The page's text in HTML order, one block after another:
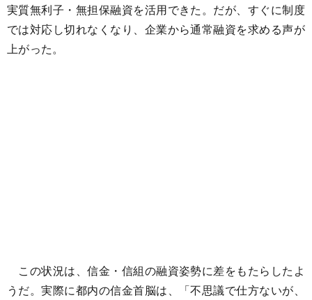
実質無利子・無担保融資を活用できた。だが、すぐに制度
では対応し切れなくなり、企業から通常融資を求める声が
上がった。
この状況は、信金・信組の融資姿勢に差をもたらしたよ
うだ。実際に都内の信金首脳は、「不思議で仕方ないが、